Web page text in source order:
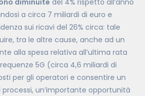
diminuite del 4% rispetto all’anno
a circa 7 miliardi di euro e
sui ricavi del 26% circa: tale
tra le altre cause, anche ad un
alla spesa relativa all’ultima rata
5G (circa 4,6 miliardi di
per gli operatori e consentire un
un’importante opportunità